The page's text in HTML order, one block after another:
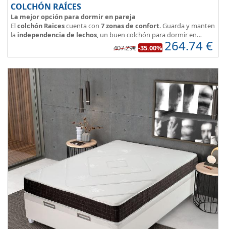
COLCHÓN RAÍCES
La mejor opción para dormir en pareja
Elcolchón Raicescuenta con 7 zonas de confort. Guarda y manten
la independencia de lechos, un buen colchón para dormir en
Las personas calurosas agradecerán su tejido 3D y la gran
407.29€ -35.00% 264.74€